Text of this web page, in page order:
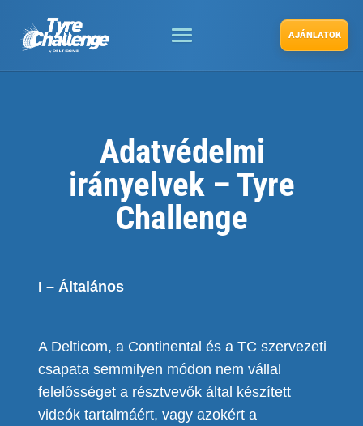
AJÁNLATOK
Adatvédelmi
irányelvek – Tyre
Challenge
I –Általános
A Delticom, a Continental és a TC szervezeti
csapata semmilyen módon nem vállal
felelősséget a résztvevők által készített
videók tartalmáért, vagy azokért a